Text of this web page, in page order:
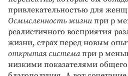
привлекательностью для
Осмысленность жизнипри р
реалистичного восприятия
жизни, страх перед новым
открытая системапри р
низкими показателями общего